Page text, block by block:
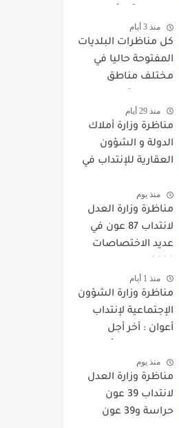
2026
منذ 3 أيام
كل مناظرات البلديات
المفتوحة حاليا في
مختلف مناطق
منذ 29 أيام
مناظرة وزارة أملاك
الدولة و الشؤون
العقارية للإنتداب في
منذ يوم
مناظرة وزارة العدل
لانتداب 87 عون في
عديد الاختصاصات
منذ 1 أيام
مناظرة وزارة الشؤون
الإجتماعية لإنتداب
أعوان : أخر أجل
2026منذ يوم
مناظرة وزارة العدل
لانتداب 39 عون
حراسة و39 عون